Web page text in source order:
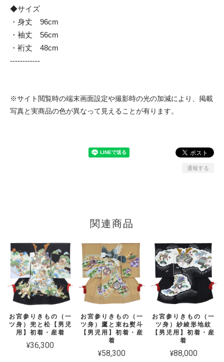
◆サイズ
・身丈 96cm
・袖丈 56cm
・裄丈 48cm
------------
※サイト閲覧時の端末画面設定や撮影時の光の加減により、掲載
写真と実商品の色が異なって見えることが有ります。
通報する
関連商品
お宮参りきもの（一
ツ身）兜と松【男児
用】初着・産着
¥36,300
お宮参りきもの（一
ツ身）鷹と束ね熨斗
【男児用】初着・産
着
¥58,300
お宮参りきもの（一
ツ身）紗綾形地紋
【男児用】初着・産
着
¥88,000